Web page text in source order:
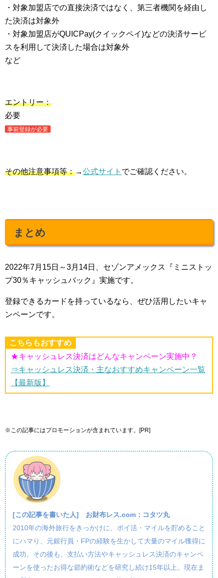
・対象加盟店での直接決済ではなく、第三者機関を経由し
た決済は対象外
・対象加盟店がQUICPay(クイックペイ)などの決済サービ
スを利用して決済した場合は対象外
など
エントリー：
必要
事前登録が必要
その他注意事項等：→公式サイト でご確認ください。
まとめ
2022年7月15日～3月14日、セゾンアメックス『ミニストッ
プ30％キャッシュバック』実施です。
登録できるカードを持っているなら、ぜひ活用したいキャ
ンペーンです。
こちらもおすすめ
★キャッシュレス決済はどんなキャンペーン実施中？
⇒キャッシュレス決済・主なおすすめキャンペーン一覧
【最新版】
※この記事にはプロモーションが含まれています。[PR]
[この記事を書いた人] お財布レス.com：コタツ丸
2010年の海外旅行をきっかけに、ポイ活・マイルを貯めること
にハマり、元銀行員・FPの経験を生かして大量のマイル獲得に
成功。その後も、支払い方法やキャッシュレス決済のキャンペ
ーンを使ったお得な節約術などを研究し続け15年以上。現在ま